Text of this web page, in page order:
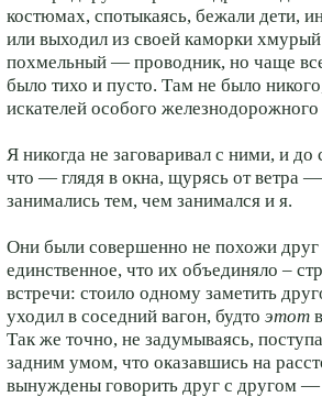
костюмах, спотыкаясь, бежали дети,
или выходил из своей каморки
похмельный — проводник, но чаще
было тихо и пусто. Там не было
искателей особого
Я никогда не заговаривал с ними, и до
что — глядя в окна, щурясь от ветра
занимались тем, чем занимался и я.
Они были совершенно не похожи друг
единственное, что их объединяло –
встречи: стоило одному заметить
уходил в соседний вагон, будто этот
Так же точно, не задумываясь,
задним умом, что оказавшись на
вынуждены говорить друг с другом —